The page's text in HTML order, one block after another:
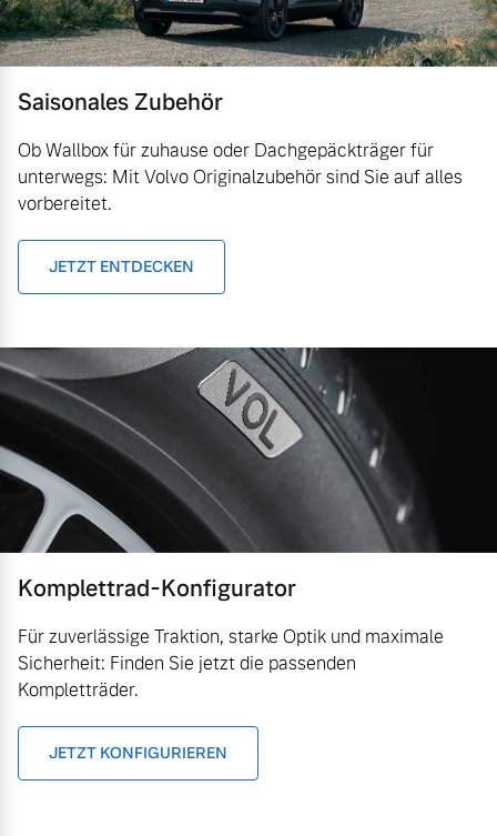
Saisonales Zubehör
Ob Wallbox für zuhause oder Dachgepäckträger für
unterwegs: Mit Volvo Originalzubehör sind Sie auf alles
vorbereitet.
JETZT ENTDECKEN
Komplettrad-Konfigurator
Für zuverlässige Traktion, starke Optik und maximale
Sicherheit: Finden Sie jetzt die passenden
Kompletträder.
JETZT KONFIGURIEREN